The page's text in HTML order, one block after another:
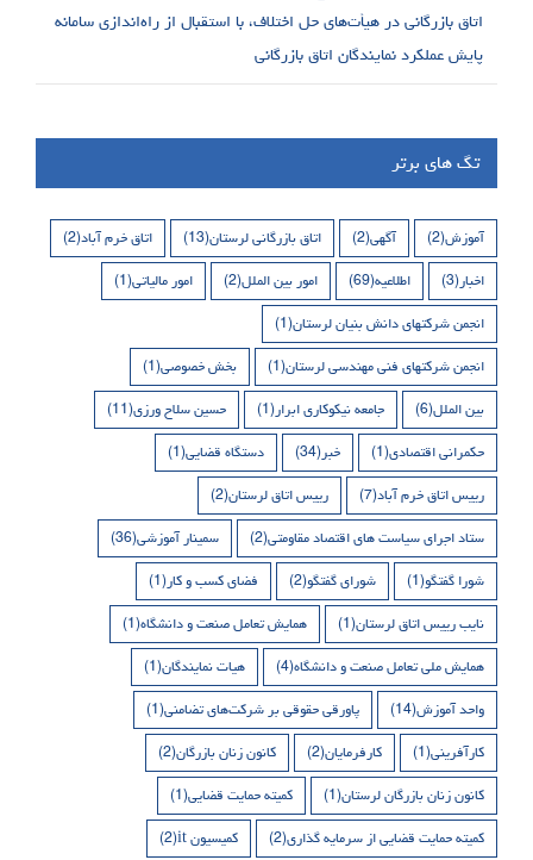
اتاق بازرگانی در هیأت‌های حل اختلاف، با استقبال از راه‌اندازی سامانه
پایش عملکرد نمایندگان اتاق بازرگانی
تگ های برتر
آموزش(2) آگهی(2) اتاق بازرگانی لرستان(13) اتاق خرم آباد(2)
اخبار(3) اطلاعیه(69) امور بین الملل(2) امور مالیاتی(1)
انجمن شرکتهای دانش بنیان لرستان(1)
انجمن شرکتهای فنی مهندسی لرستان(1) بخش خصوصی(1)
بین الملل(6) جامعه نیکوکاری ابرار(1) حسین سلاح ورزی(11)
حکمرانی اقتصادی(1) خبر(34) دستگاه قضایی(1)
رییس اتاق خرم آباد(7) رییس اتاق لرستان(2)
ستاد اجرای سیاست های اقتصاد مقاومتی(2) سمینار آموزشی(36)
شورا گفتگو(1) شورای گفتگو(2) فضای کسب و کار(1)
نایب رییس اتاق لرستان(1) همایش تعامل صنعت و دانشگاه(1)
همایش ملی تعامل صنعت و دانشگاه(4) هیات نمایندگان(1)
واحد آموزش(14) پاورقی حقوقی بر شرکت‌های تضامنی(1)
کارآفرینی(1) کارفرمایان(2) کانون زنان بازرگان(2)
کانون زنان بازرگان لرستان(1) کمیته حمایت قضایی(1)
کمیته حمایت قضایی از سرمایه گذاری(2) کمیسیون it (2)